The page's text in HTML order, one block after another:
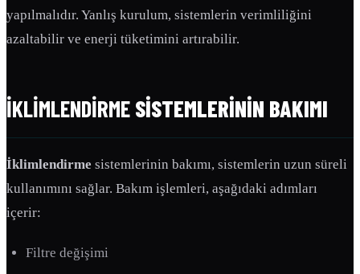
yapılmalıdır. Yanlış kurulum, sistemlerin verimliliğini
azaltabilir ve enerji tüketimini artırabilir.
İKLIMLENDIRME SISTEMLERININ BAKIMI
İklimlendirme sistemlerinin bakımı, sistemlerin uzun süreli
kullanımını sağlar. Bakım işlemleri, aşağıdaki adımları
içerir:
Filtre değişimi